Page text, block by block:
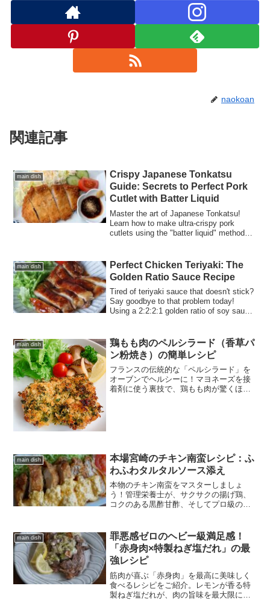
naokoan
関連記事
main dish
Crispy Japanese Tonkatsu
Guide: Secrets to Perfect Pork
Cutlet with Batter Liquid
Master the art of Japanese Tonkatsu!
Learn how to make ultra-crispy pork
cutlets using the "batter liquid" method
cabbage is the perfect healthy side and
how to achieve that golden, juicy finish
every time.
main dish
Perfect Chicken Teriyaki: The
Golden Ratio Sauce Recipe
Tired of teriyaki sauce that doesn't stick?
Say goodbye to that problem today!
Using a 2:2:2:1 golden ratio of soy sauce,
professional shine and thickness. Master
this ultimate family-pleasing main dish!
main dish
鶏もも肉のペルシラード（香草パ
ン粉焼き）の簡単レシピ
フランスの伝統的な「ペルシラード」を
オーブンでヘルシーに！マヨネーズを接
着剤に使う裏技で、鶏もも肉が驚くほど
main dish
本場宮崎のチキン南蛮レシピ：ふ
わふわタルタルソース添え
本物のチキン南蛮をマスターしましょ
う！管理栄養士が、サクサクの揚げ鶏、
コクのある黒酢甘酢、そしてプロ級のふ
main dish
罪悪感ゼロのヘビー級満足感！
「赤身肉×特製ねぎ塩だれ」の最
強レシピ
筋肉が喜ぶ「赤身肉」を最高に美味しく
食べるレシピをご紹介。レモンが香る特
製ねぎ塩だれが、肉の旨味を最大限に引